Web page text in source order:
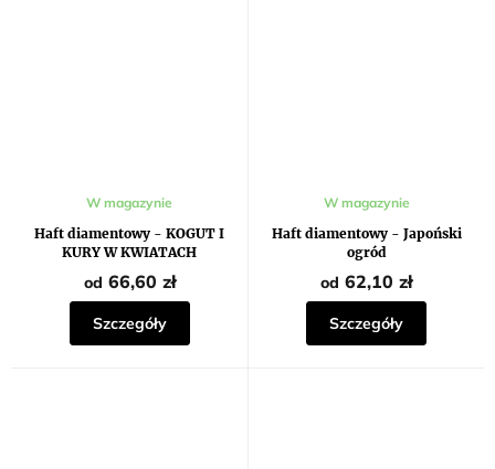
Haft diamentowy - KOGUT I
KURY W KWIATACH
W magazynie
od 66,60 zł
Szczegóły
Haft diamentowy - Japoński
ogród
W magazynie
od 62,10 zł
Szczegóły